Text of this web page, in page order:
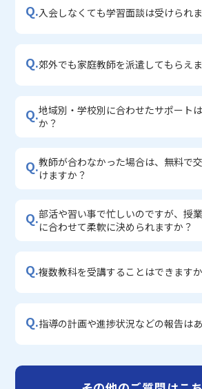
・学習習慣定着コース
Q.入会しなくても学習面談は受けられ
Q.郊外でも家庭教師を派遣してもらえ
Q.地域別・学校別に合わせたサポート
か？
Q.教師が合わなかった場合は、無料で
けますか？
Q.部活や習い事で忙しいのですが、授
に合わせて柔軟に決められますか？
Q.複数教科を受講することはできます
Q.指導の計画や進捗状況などの報告は